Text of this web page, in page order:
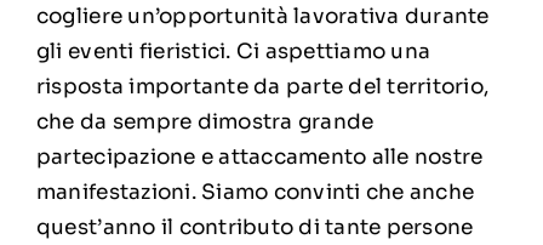
cogliere un’opportunità lavorativa durante
gli eventi fieristici. Ci aspettiamo una
risposta importante da parte del territorio,
che da sempre dimostra grande
partecipazione e attaccamento alle nostre
manifestazioni. Siamo convinti che anche
quest’anno il contributo di tante persone